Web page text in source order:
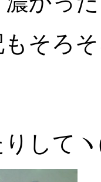
そろ
して